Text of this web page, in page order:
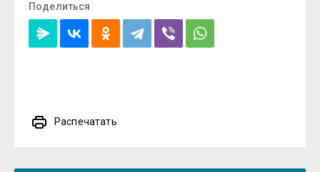
Поделиться
Распечатать